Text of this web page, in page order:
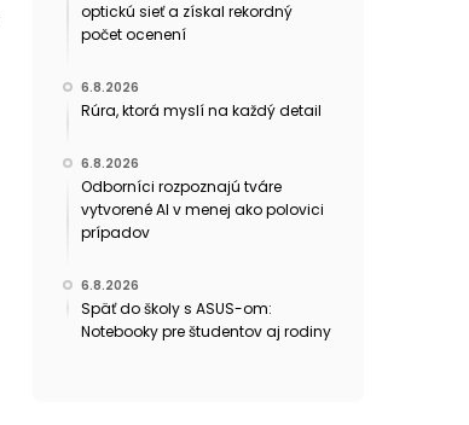
optickú sieť a získal rekordný
počet ocenení
6.8.2026
Rúra, ktorá myslí na každý detail
6.8.2026
Odborníci rozpoznajú tváre
vytvorené AI v menej ako polovici
prípadov
6.8.2026
Späť do školy s ASUS-om:
Notebooky pre študentov aj rodiny